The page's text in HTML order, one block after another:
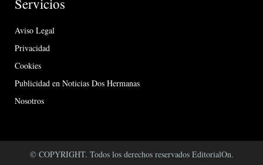
Aviso Legal
Privacidad
Cookies
Publicidad en Noticias Dos Hermanas
Nosotros
© COPYRIGHT. Todos los derechos reservados EditorialOn.